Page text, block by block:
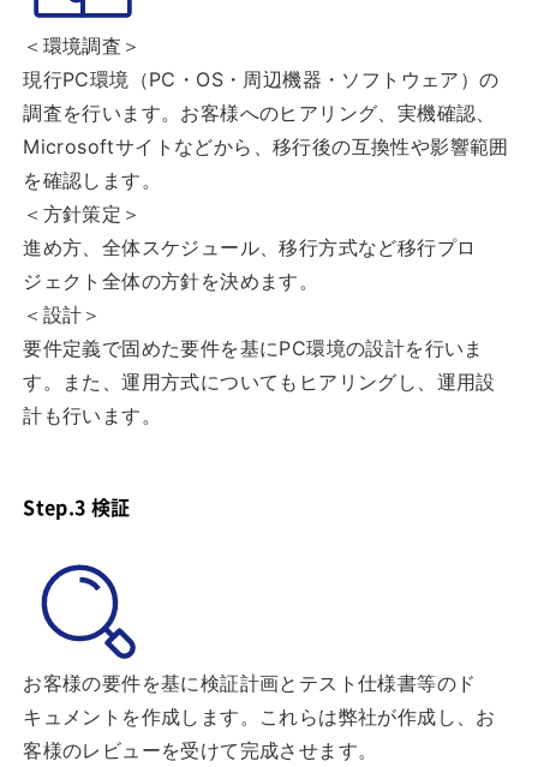
＜環境調査＞
現行PC環境（PC・OS・周辺機器・ソフトウェア）の
調査を行います。お客様へのヒアリング、実機確認、
Microsoftサイトなどから、移行後の互換性や影響範囲
を確認します。
＜方針策定＞
進め方、全体スケジュール、移行方式など移行プロ
ジェクト全体の方針を決めます。
＜設計＞
要件定義で固めた要件を基にPC環境の設計を行いま
す。また、運用方式についてもヒアリングし、運用設
計も行います。
Step.3 検証
お客様の要件を基に検証計画とテスト仕様書等のド
キュメントを作成します。これらは弊社が作成し、お
客様のレビューを受けて完成させます。